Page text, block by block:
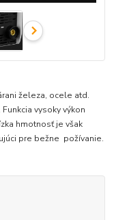
železa, ocele atd.
vysoky výkon
hmotnosť je však
pre bežne požívanie.